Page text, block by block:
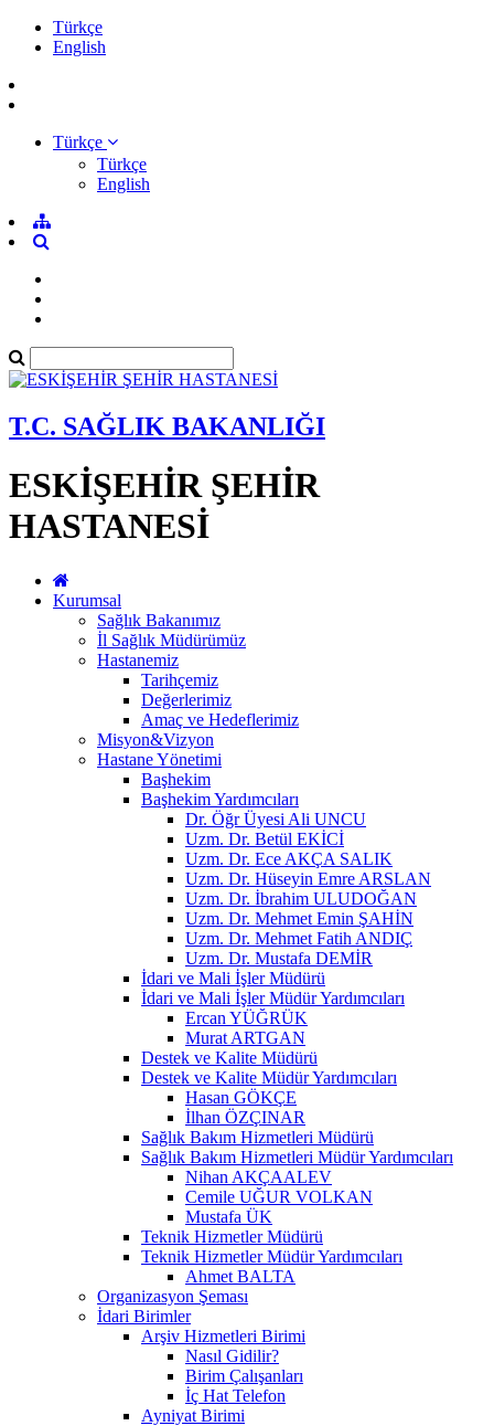
Türkçe
English
Türkçe
Türkçe
English
T.C. SAĞLIK BAKANLIĞI
ESKİŞEHİR ŞEHİR
HASTANESİ
Kurumsal
Sağlık Bakanımız
İl Sağlık Müdürümüz
Hastanemiz
Tarihçemiz
Değerlerimiz
Amaç ve Hedeflerimiz
Misyon&Vizyon
Hastane Yönetimi
Başhekim
Başhekim Yardımcıları
Dr. Öğr Üyesi Ali UNCU
Uzm. Dr. Betül EKİCİ
Uzm. Dr. Ece AKÇA SALIK
Uzm. Dr. Hüseyin Emre ARSLAN
Uzm. Dr. İbrahim ULUDOĞAN
Uzm. Dr. Mehmet Emin ŞAHİN
Uzm. Dr. Mehmet Fatih ANDIÇ
Uzm. Dr. Mustafa DEMİR
İdari ve Mali İşler Müdürü
İdari ve Mali İşler Müdür Yardımcıları
Ercan YÜĞRÜK
Murat ARTGAN
Destek ve Kalite Müdürü
Destek ve Kalite Müdür Yardımcıları
Hasan GÖKÇE
İlhan ÖZÇINAR
Sağlık Bakım Hizmetleri Müdürü
Sağlık Bakım Hizmetleri Müdür Yardımcıları
Nihan AKÇAALEV
Cemile UĞUR VOLKAN
Mustafa ÜK
Teknik Hizmetler Müdürü
Teknik Hizmetler Müdür Yardımcıları
Ahmet BALTA
Organizasyon Şeması
İdari Birimler
Arşiv Hizmetleri Birimi
Nasıl Gidilir?
Birim Çalışanları
İç Hat Telefon
Ayniyat Birimi